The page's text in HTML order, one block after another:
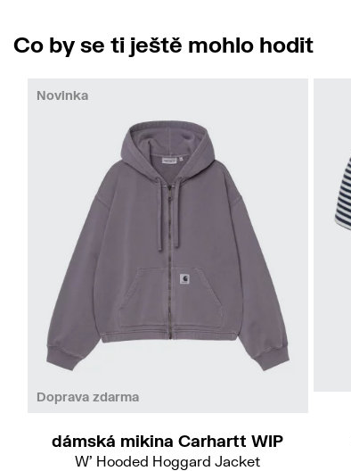
Co by se ti ještě mohlo hodit
Doprava zdarma
Novinka
dámská mikina Carhartt WIP
W' Hooded Hoggard Jacket